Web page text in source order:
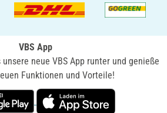
VBS App
neue VBS App runter und genieße
Funktionen und Vorteile!